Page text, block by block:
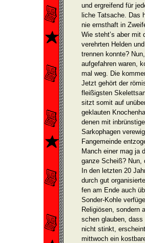
und ergreifend für
liche Tatsache. Das
nie ernsthaft in
Wie steht’s aber mit
verehrten Helden
trennen konnte?
aufgefahren waren,
mal weg. Die
Jetzt gehört der
fleißigsten
sitzt somit auf
geklauten
denen mit
Sarkophagen
Fangemeinde
Manch einer mag ja
ganze Scheiß?
In den letzten 20
durch gut
fen am Ende auch
Sonder-Kohle
Religiösen, sondern
schen glauben,
nicht stinkt,
mittwoch ein